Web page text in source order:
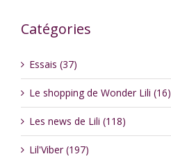
Catégories
Essais (37)
Le shopping de Wonder Lili (16)
Les news de Lili (118)
Lil'Viber (197)